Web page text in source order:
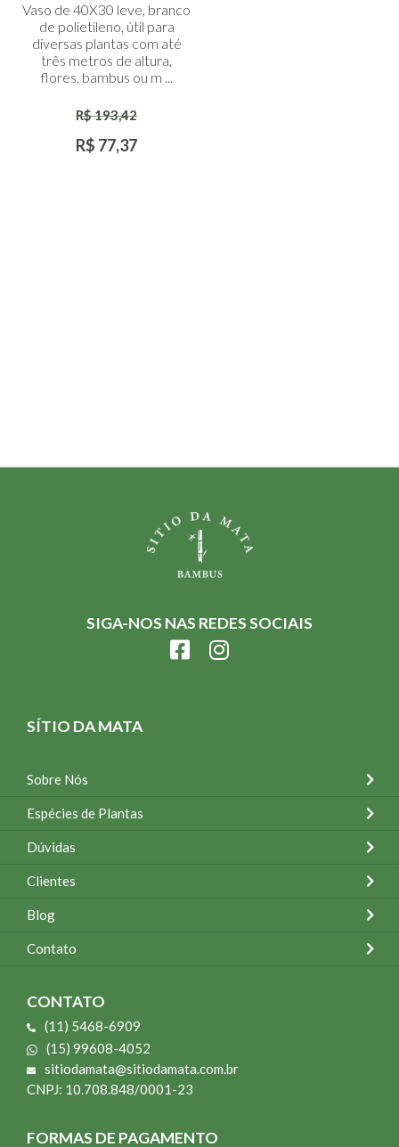
Carrinho
Vaso de 40X30 leve, branco
de polietileno, útil para
diversas plantas com até
três metros de altura,
flores, bambus ou m ...
R$ 193,42
R$ 77,37
SIGA-NOS NAS REDES SOCIAIS
SÍTIO DA MATA
Sobre Nós
Espécies de Plantas
Dúvidas
Clientes
Blog
Contato
CONTATO
(11) 5468-6909
(15) 99608-4052
sitiodamata@sitiodamata.com.br
CNPJ: 10.708.848/0001-23
FORMAS DE PAGAMENTO